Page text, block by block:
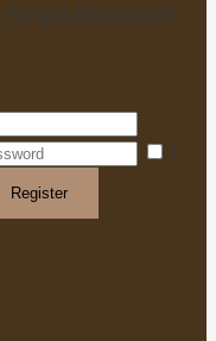
Forgot Password?
I
Register